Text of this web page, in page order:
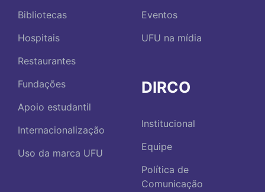
Bibliotecas
Hospitais
Restaurantes
Fundações
Apoio estudantil
Internacionalização
Uso da marca UFU
Eventos
UFU na mídia
DIRCO
Institucional
Equipe
Política de
Comunicação